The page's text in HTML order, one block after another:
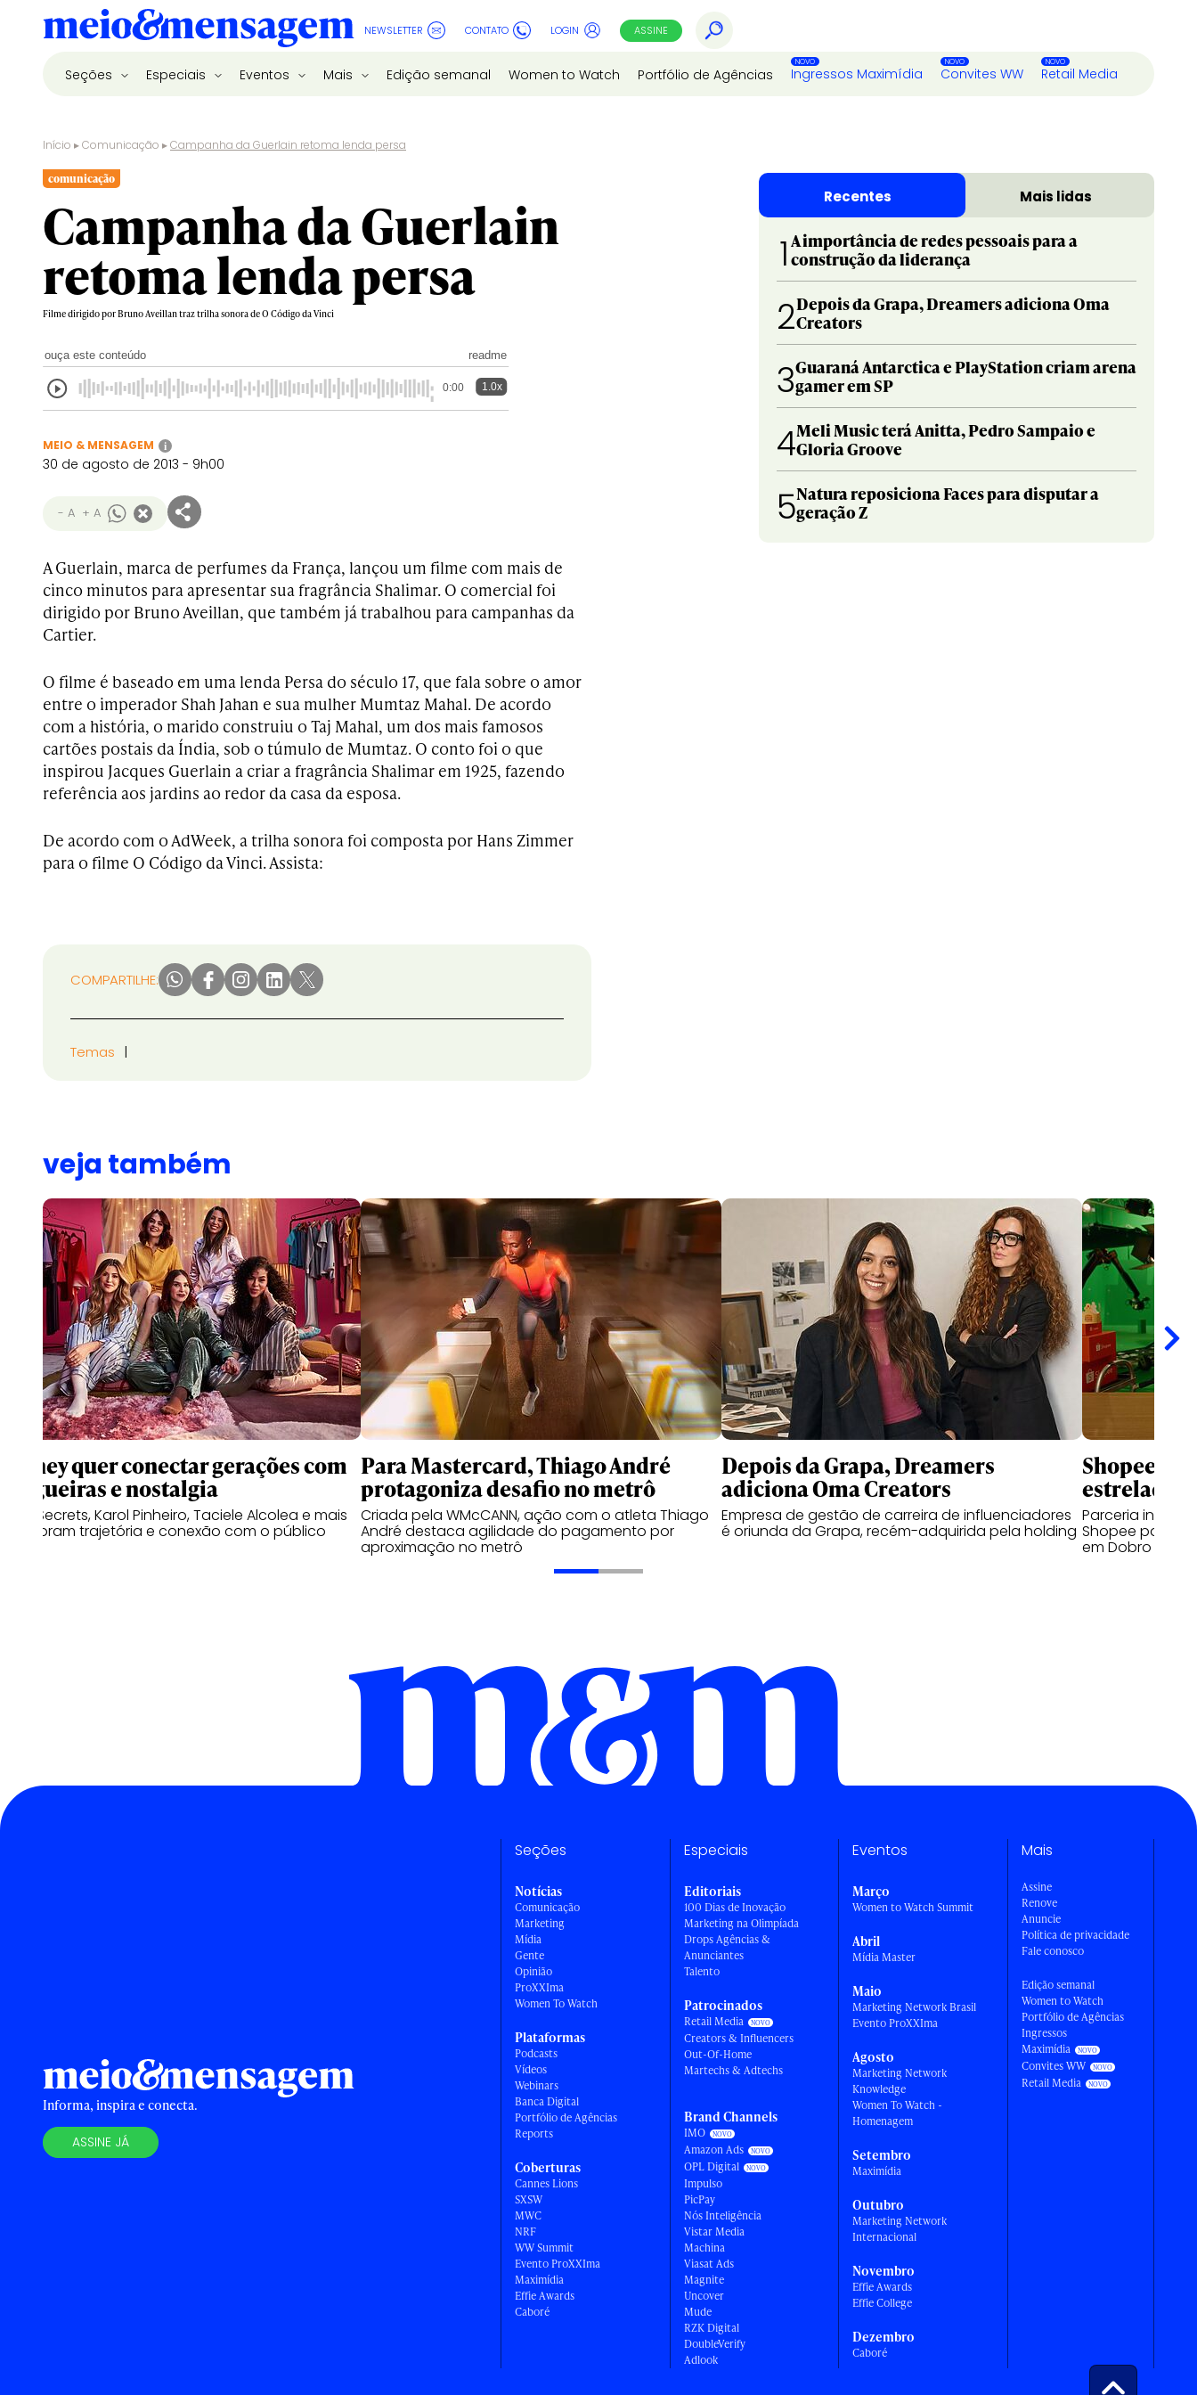
NEWSLETTER CONTATO LOGIN ASSINE
Seções Especiais Eventos Mais Edição semanal Women to Watch Portfólio de Agências Ingressos Maximídia Convites WW Retail Media
Início ▸Comunicação ▸Campanha da Guerlain retoma lenda persa
comunicação
Campanha da Guerlain
retoma lenda persa
Filme dirigido por Bruno Aveillan traz trilha sonora de O Código da Vinci
ouça este conteúdo readme
0:00 1.0x
MEIO & MENSAGEM i
30 de agosto de 2013 - 9h00
- A + A
A Guerlain, marca de perfumes da França, lançou um filme com mais de
cinco minutos para apresentar sua fragrância Shalimar. O comercial foi
dirigido por Bruno Aveillan, que também já trabalhou para campanhas da
Cartier.
O filme é baseado em uma lenda Persa do século 17, que fala sobre o amor
entre o imperador Shah Jahan e sua mulher Mumtaz Mahal. De acordo
com a história, o marido construiu o Taj Mahal, um dos mais famosos
cartões postais da Índia, sob o túmulo de Mumtaz. O conto foi o que
inspirou Jacques Guerlain a criar a fragrância Shalimar em 1925, fazendo
referência aos jardins ao redor da casa da esposa.
De acordo com o AdWeek, a trilha sonora foi composta por Hans Zimmer
para o filme O Código da Vinci. Assista:
COMPARTILHE:
Temas
Recentes Mais lidas
1 A importância de redes pessoais para a
construção da liderança
2Depois da Grapa, Dreamers adiciona Oma
Creators
3Guaraná Antarctica e PlayStation criam arena
gamer em SP
4Meli Music terá Anitta, Pedro Sampaio e
Gloria Groove
5Natura reposiciona Faces para disputar a
geração Z
veja também
Disney quer conectar gerações com
blogueiras e nostalgia
Niina Secrets, Karol Pinheiro, Taciele Alcolea e mais
relembram trajetória e conexão com o público
Para Mastercard, Thiago André
protagoniza desafio no metrô
Criada pela WMcCANN, ação com o atleta Thiago
André destaca agilidade do pagamento por
aproximação no metrô
Depois da Grapa, Dreamers
adiciona Oma Creators
Empresa de gestão de carreira de influenciadores
é oriunda da Grapa, recém-adquirida pela holding
Shopee e
estrelada
Parceria inédita
Shopee para
em Dobro no BK
Informa, inspira e conecta.
ASSINE JÁ
Seções
Notícias
Comunicação
Marketing
Mídia
Gente
Opinião
ProXXIma
Women To Watch
Plataformas
Podcasts
Vídeos
Webinars
Banca Digital
Portfólio de Agências
Reports
Coberturas
Cannes Lions
SXSW
MWC
NRF
WW Summit
Evento ProXXIma
Maximídia
Effie Awards
Caboré
Especiais
Editoriais
100 Dias de Inovação
Marketing na Olimpíada
Drops Agências &
Anunciantes
Talento
Patrocinados
Retail Media
Creators & Influencers
Out-Of-Home
Martechs & Adtechs
Brand Channels
IMO
Amazon Ads
OPL Digital
Impulso
PicPay
Nós Inteligência
Vistar Media
Machina
Viasat Ads
Magnite
Uncover
Mude
RZK Digital
DoubleVerify
Adlook
Eventos
Março
Women to Watch Summit
Abril
Mídia Master
Maio
Marketing Network Brasil
Evento ProXXIma
Agosto
Marketing Network
Knowledge
Women To Watch -
Homenagem
Setembro
Maximídia
Outubro
Marketing Network
Internacional
Novembro
Effie Awards
Effie College
Dezembro
Caboré
Mais
Assine
Renove
Anuncie
Política de privacidade
Fale conosco
Edição semanal
Women to Watch
Portfólio de Agências
Ingressos
Maximídia
Convites WW
Retail Media